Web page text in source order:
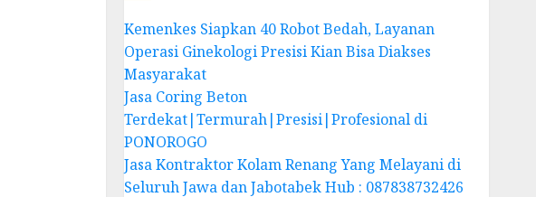
Kemenkes Siapkan 40 Robot Bedah, Layanan
Operasi Ginekologi Presisi Kian Bisa Diakses
Masyarakat
Jasa Coring Beton
Terdekat|Termurah|Presisi|Profesional di
PONOROGO
Jasa Kontraktor Kolam Renang Yang Melayani di
Seluruh Jawa dan Jabotabek Hub : 087838732426